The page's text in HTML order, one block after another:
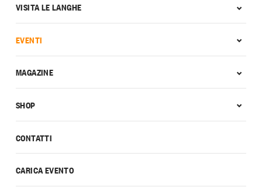
CONTATTI
CARICA EVENTO
VISITA LE LANGHE
EVENTI
MAGAZINE
SHOP